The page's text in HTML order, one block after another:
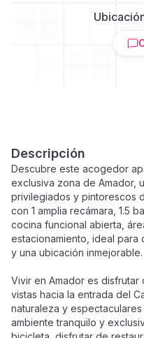
Descripción
Descubre este acogedor
exclusiva zona de Amador,
privilegiados y pintorescos
con 1 amplia recámara, 1.5
cocina funcional abierta,
estacionamiento, ideal para
y una ubicación inmejorable.
Vivir en Amador es disfrutar
vistas hacia la entrada del
naturaleza y
ambiente tranquilo y